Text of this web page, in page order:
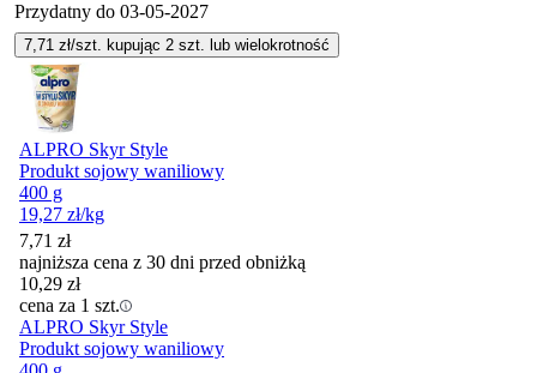
Przydatny do 03-05-2027
7,71 zł/szt. kupując 2 szt. lub wielokrotność
ALPRO Skyr Style
Produkt sojowy waniliowy
400 g
19,27 zł/kg
7,71 zł
najniższa cena z 30 dni przed obniżką
10,29 zł
cena za 1 szt.
ALPRO Skyr Style
Produkt sojowy waniliowy